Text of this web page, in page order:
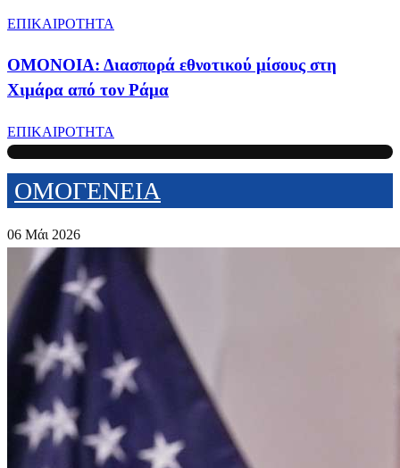
ΕΠΙΚΑΙΡΟΤΗΤΑ
ΟΜΟΝΟΙΑ: Διασπορά εθνοτικού μίσους στη
Χιμάρα από τον Ράμα
ΕΠΙΚΑΙΡΟΤΗΤΑ
ΟΜΟΓΕΝΕΙΑ
06 Μάι 2026